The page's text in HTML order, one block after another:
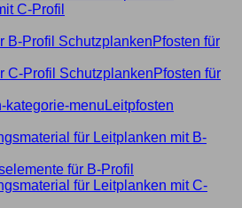
C-Profil
Pfosten für
Pfosten für
Leitpfosten
für B-Profil